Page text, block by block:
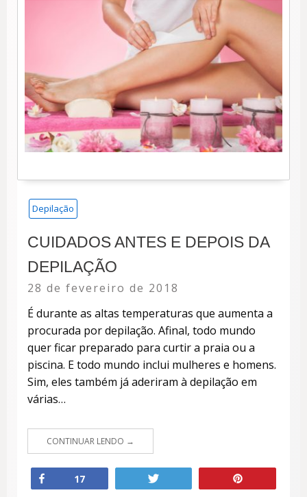
Depilação
CUIDADOS ANTES E DEPOIS DA
DEPILAÇÃO
Posted
on
28 de fevereiro de 2018
É durante as altas temperaturas que aumenta a
procurada por depilação. Afinal, todo mundo
quer ficar preparado para curtir a praia ou a
piscina. E todo mundo inclui mulheres e homens.
Sim, eles também já aderiram à depilação em
várias…
CONTINUAR LENDO
Compartilhar
17